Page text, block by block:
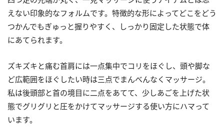
えない印象的なフォルムです。特徴的な形によってどこをどう
つかんでもぎゅっと握りやすく、しっかり固定した状態で体
にあてられます。
ズキズキと痛む首肩には一点集中でコリをほぐし、頭や脚な
ど広範囲をほぐしたい時は三点でまんべんなくマッサージ。
私は後頭部と首の境目に二点をあてて、少しあごを上げた状
態でグリグリと圧をかけてマッサージする使い方にハマって
います。